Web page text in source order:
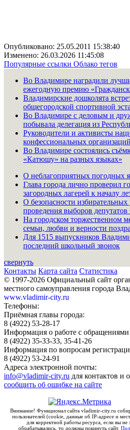
Опубликовано: 25.05.2011 15:38:40
Изменено: 26.03.2026 11:45:08
Популярные ссылки Облако тегов
Во Владимире наградили
ежегодную премию
Владимирские дошколята
общегородской спортивной
Во Владимире с деловым и
побывала делегация из
Руководители и активисты
конфессиональных
Во Владимире состоялись
«Катюшу» на разных языках»
О неблагоприятных погодных
Глава города лично проверил
загородных лагерей к началу
О безопасности избирательных
проведения выборов
На городском торжественном
семьи, любви и верности
Для 1515 выпускников
последний школьный звонок
свернуть
Контакты Карта сайта Статистика
© 1997-2026 Официальный сайт
местного самоуправления города
www.vladimir-city.ru
Телефоны:
Приёмная главы города:
8 (4922) 53-28-17
Информация о работе с обращениями
8 (4922) 35-33-33, 35-41-26
Информация по вопросам
8 (4922) 53-24-91
Адреса электронной почты:
info@vladimir-city.ru для контактов и
сообщить об ошибке на сайте
Внимание! Функционал сайта vladimir-city.ru
пользователей (cookie, данные об IP-адресе и
для корректной работы ресурса, если вы
обрабатывались, то должны покинуть сайт.